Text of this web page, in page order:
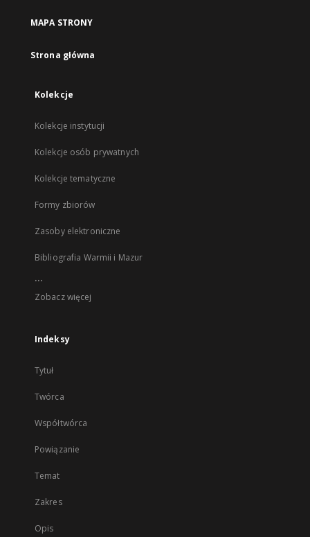
MAPA STRONY
Strona główna
Kolekcje
Kolekcje instytucji
Kolekcje osób prywatnych
Kolekcje tematyczne
Formy zbiorów
Zasoby elektroniczne
Bibliografia Warmii i Mazur
...
Zobacz więcej
Indeksy
Tytuł
Twórca
Współtwórca
Powiązanie
Temat
Zakres
Opis